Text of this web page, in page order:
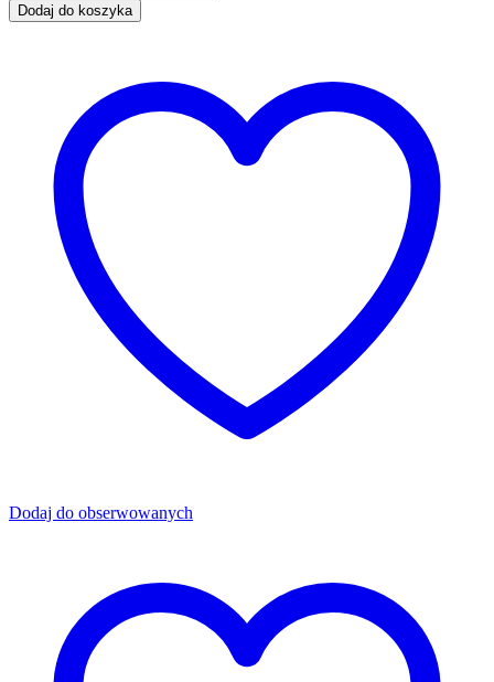
Dodaj do koszyka
Dodaj do obserwowanych